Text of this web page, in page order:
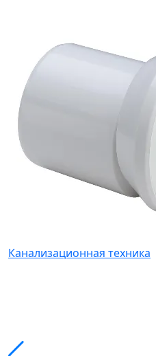
Канализационная техника